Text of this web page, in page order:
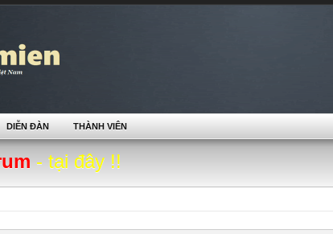
- tại đây !!
DIỄN ĐÀN THÀNH VIÊN